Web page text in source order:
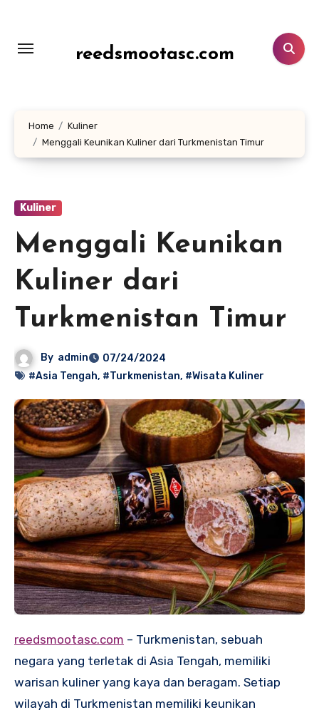
konten
reedsmootasc.com
Home
Kuliner
Menggali Keunikan Kuliner dari Turkmenistan Timur
Kuliner
Menggali Keunikan
Kuliner dari
Turkmenistan Timur
By admin
07/24/2024
#Asia Tengah, #Turkmenistan, #Wisata Kuliner
reedsmootasc.com – Turkmenistan, sebuah
negara yang terletak di Asia Tengah, memiliki
warisan kuliner yang kaya dan beragam. Setiap
wilayah di Turkmenistan memiliki keunikan